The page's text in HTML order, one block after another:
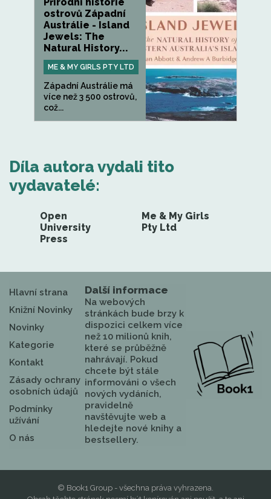
ostrovů Západní
Austrálie - Island
Jewels: The
Natural History...
ME & MY GIRLS PTY LTD
Západní Austrálie má
více než 3 500 ostrovů,
což...
Díla autora vydali tito
vydavatelé:
Open
University
Press
Me & My Girls
Pty Ltd
Hlavní strana
Knižní Novinky
Novinky
Kategorie
Kontakt
Zásady ochrany
osobních údajů
Podmínky
užívání
O nás
Další informace
Na webových
stránkách bude brzy k
dispozici celkem více
než 10 milionů knih,
které se průběžně
nahrávají. Pokud
chcete být stále
informováni o všech
nových vydáních,
pravidelně
navštěvujte web a
hledejte nové knihy a
bestsellery.
© Book1 Group - všechna práva vyhrazena.